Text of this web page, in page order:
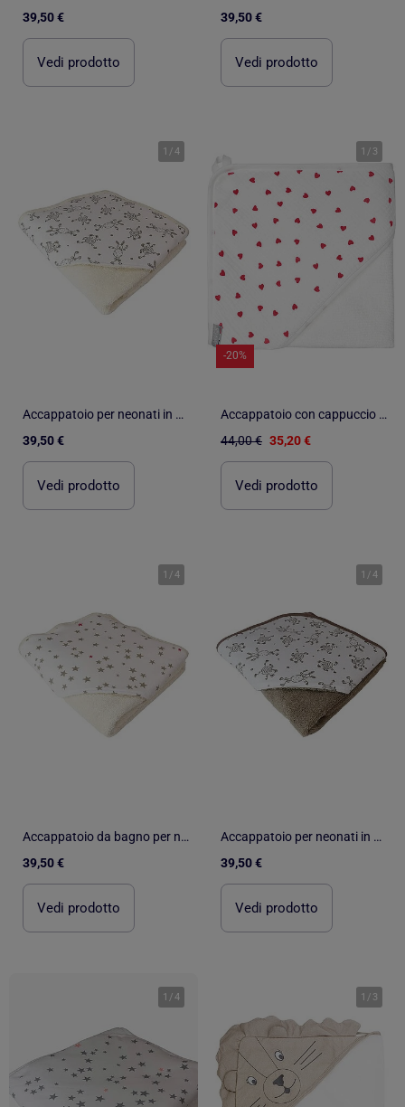
39,50 €
Vedi prodotto
39,50 €
Vedi prodotto
1 /4
Accappatoio per neonati in spugna di cotone TOURNICOQUIN
39,50 €
Vedi prodotto
1 / 3
-20%
Accappatoio con cappuccio per neonato in cotone e bambù | SEVIRA KIDS
44,00 € 35,20 €
Vedi prodotto
1 /4
Accappatoio da bagno per neonati in spugna di cotone ÉTOILE
39,50 €
Vedi prodotto
1 /4
Accappatoio per neonati in spugna di cotone TOURNICOQUIN
39,50 €
Vedi prodotto
1 /4 1 / 3